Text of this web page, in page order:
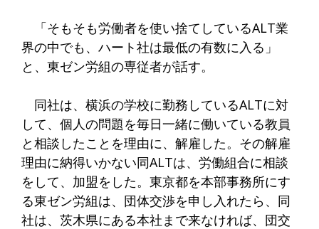
「そもそも労働者を使い捨てしているALT業
界の中でも、ハート社は最低の有数に入る」
と、東ゼン労組の専従者が話す。
同社は、横浜の学校に勤務しているALTに対
して、個人の問題を毎日一緒に働いている教員
と相談したことを理由に、解雇した。その解雇
理由に納得いかない同ALTは、労働組合に相談
をして、加盟をした。東京都を本部事務所にす
る東ゼン労組は、団体交渉を申し入れたら、同
社は、茨木県にある本社まで来なければ、団交